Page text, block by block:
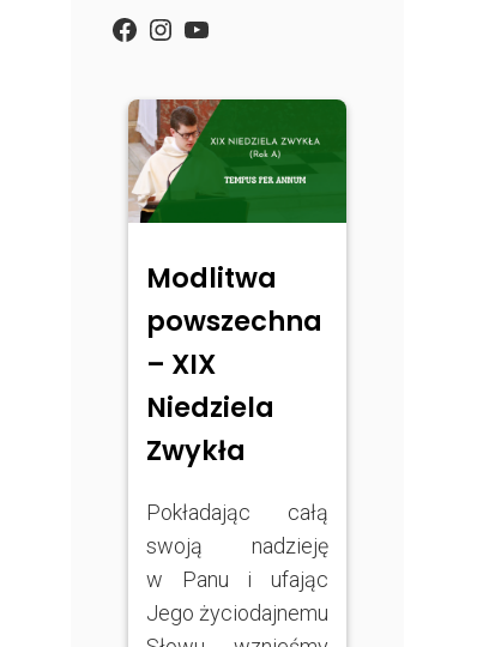
https://
Instagram
YouTube
Modlitwa
powszechna
– XIX
Niedziela
Zwykła
Pokładając całą
swoją nadzieję
w Panu i ufając
Jego życiodajnemu